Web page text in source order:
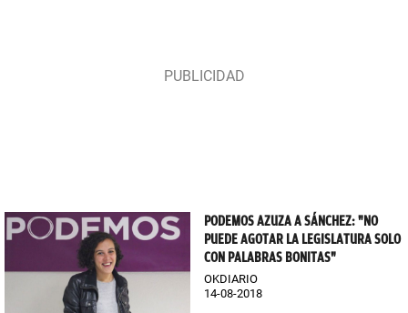
PODEMOS AZUZA A SÁNCHEZ: "NO
PUEDE AGOTAR LA LEGISLATURA SOLO
CON PALABRAS BONITAS"
OKDIARIO
14-08-2018